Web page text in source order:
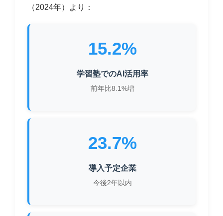
（2024年）より：
15.2%
学習塾でのAI活用率
前年比8.1%増
23.7%
導入予定企業
今後2年以内